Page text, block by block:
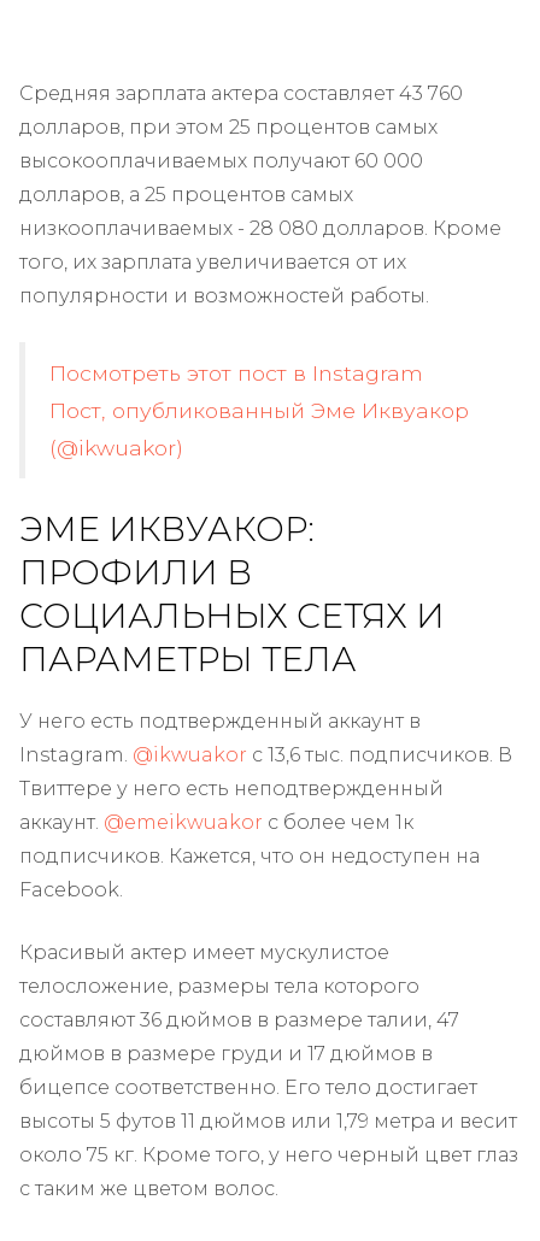
Средняя зарплата актера составляет 43 760
долларов, при этом 25 процентов самых
высокооплачиваемых получают 60 000
долларов, а 25 процентов самых
низкооплачиваемых - 28 080 долларов. Кроме
того, их зарплата увеличивается от их
популярности и возможностей работы.
Посмотреть этот пост в Instagram
Пост, опубликованный Эме Иквуакор
(@ikwuakor)
ЭМЕ ИКВУАКОР:
ПРОФИЛИ В
СОЦИАЛЬНЫХ СЕТЯХ И
ПАРАМЕТРЫ ТЕЛА
У него есть подтвержденный аккаунт в
Instagram. @ikwuakor с 13,6 тыс. подписчиков. В
Твиттере у него есть неподтвержденный
аккаунт. @emeikwuakor с более чем 1к
подписчиков. Кажется, что он недоступен на
Facebook.
Красивый актер имеет мускулистое
телосложение, размеры тела которого
составляют 36 дюймов в размере талии, 47
дюймов в размере груди и 17 дюймов в
бицепсе соответственно. Его тело достигает
высоты 5 футов 11 дюймов или 1,79 метра и весит
около 75 кг. Кроме того, у него черный цвет глаз
с таким же цветом волос.